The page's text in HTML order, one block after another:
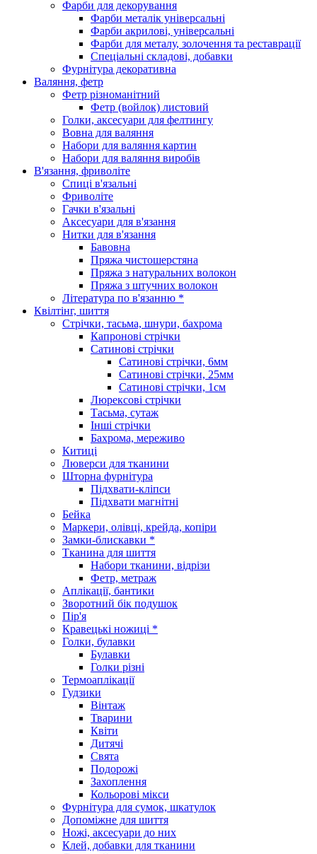
Фарби для декорування
Фарби металік універсальні
Фарби акрилові, універсальні
Фарби для металу, золочення та реставрації
Спеціальні складові, добавки
Фурнітура декоративна
Валяння, фетр
Фетр різноманітний
Фетр (войлок) листовий
Голки, аксесуари для фелтингу
Вовна для валяння
Набори для валяння картин
Набори для валяння виробів
В'язання, фриволіте
Спиці в'язальні
Фриволіте
Гачки в'язальні
Аксесуари для в'язання
Нитки для в'язання
Бавовна
Пряжа чистошерстяна
Пряжа з натуральних волокон
Пряжа з штучних волокон
Література по в'язанню *
Квілтінг, шиття
Стрічки, тасьма, шнури, бахрома
Капронові стрічки
Сатинові стрічки
Сатинові стрічки, 6мм
Сатинові стрічки, 25мм
Сатинові стрічки, 1см
Люрексові стрічки
Тасьма, сутаж
Інші стрічки
Бахрома, мереживо
Китиці
Люверси для тканини
Шторна фурнітура
Підхвати-кліпси
Підхвати магнітні
Бейка
Маркери, олівці, крейда, копіри
Замки-блискавки *
Тканина для шиття
Набори тканини, відрізи
Фетр, метраж
Аплікації, бантики
Зворотний бік подушок
Пір'я
Кравецькі ножиці *
Голки, булавки
Булавки
Голки різні
Термоаплікації
Гудзики
Вінтаж
Тварини
Квіти
Дитячі
Свята
Подорожі
Захоплення
Кольорові мікси
Фурнітура для сумок, шкатулок
Допоміжне для шиття
Ножі, аксесуари до них
Клей, добавки для тканини